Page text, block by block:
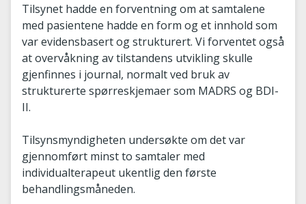
Tilsynet hadde en forventning om at samtalene
med pasientene hadde en form og et innhold som
var evidensbasert og strukturert. Vi forventet også
at overvåkning av tilstandens utvikling skulle
gjenfinnes i journal, normalt ved bruk av
strukturerte spørreskjemaer som MADRS og BDI-
II.
Tilsynsmyndigheten undersøkte om det var
gjennomført minst to samtaler med
individualterapeut ukentlig den første
behandlingsmåneden.